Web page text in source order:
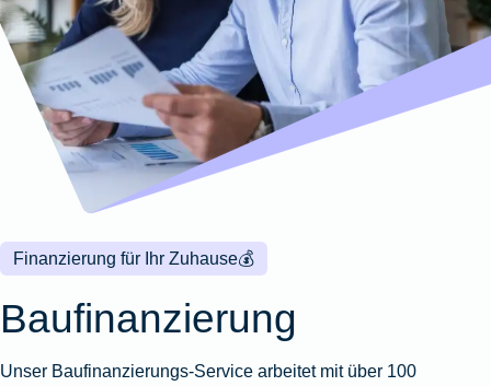
Wohnungsschutzbrief
Zur
Produktübersicht
Gewässerschadenhaftpflicht
Zur
Produktübersicht
Produktübersicht
Reisehaftpflichtversicherung
Reiserücktrittsversicherung
Zur
Produktübersicht
Zur
Produktübersicht
Zur
Produktübersicht
Zur
Produktübersicht
Montageversicherung
Zur
Produktübersicht
Gruppenunfall für
Betriebe
Gruppenunfall für
Vereine
Produktübersicht
Kunstversicherung
Ausstellungsversicherung
Valorenversicherung
Oldtimersammlungsversicherung
Zur
💰
Finanzierung für Ihr Zuhause
Baufinanzierung
Unser Baufinanzierungs-Service arbeitet mit über 100